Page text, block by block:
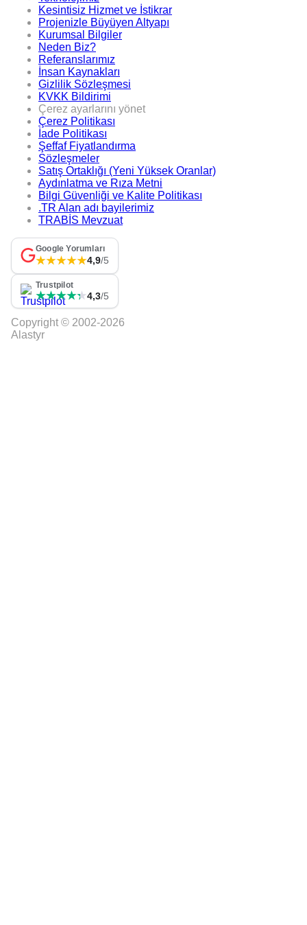
Kesintisiz Hizmet ve İstikrar
Projenizle Büyüyen Altyapı
Kurumsal Bilgiler
Neden Biz?
Referanslarımız
İnsan Kaynakları
Gizlilik Sözleşmesi
KVKK Bildirimi
Çerez ayarlarını yönet
Çerez Politikası
İade Politikası
Şeffaf Fiyatlandırma
Sözleşmeler
Satış Ortaklığı (Yeni Yüksek Oranlar)
Aydınlatma ve Rıza Metni
Bilgi Güvenliği ve Kalite Politikası
.TR Alan adı bayilerimiz
TRABİS Mevzuat
Google Yorumları
★★★★★4,9/5
Trustpilot
★★★★★
★★★★★4,3/5
Copyright © 2002-2026
Alastyr